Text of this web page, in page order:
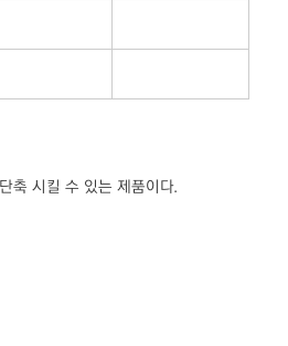
시킬 수 있는 제품이다.